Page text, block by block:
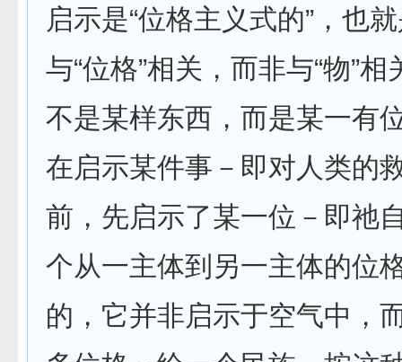
启示是“位格主义式的”，也
与“位格”相关，而非与“物”
不是某样东西，而是某一有
在启示某件事－即对人类的
前，先启示了某一位－即祂
个从一主体到另一主体的位
的，它并非启示于空气中，